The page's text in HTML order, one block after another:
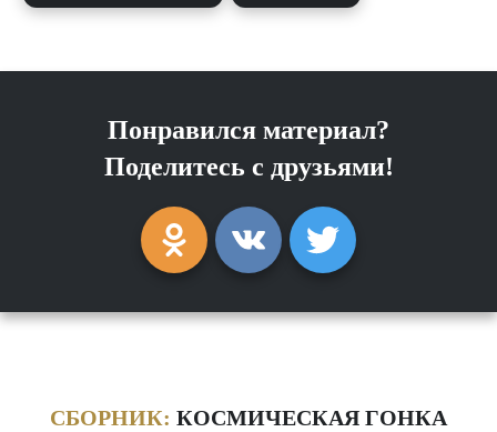
Понравился материал?
Поделитесь с друзьями!
СБОРНИК: КОСМИЧЕСКАЯ ГОНКА